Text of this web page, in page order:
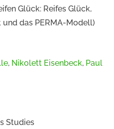
Glück: Reifes Glück,
das PERMA-Modell)
, Nikolett Eisenbeck, Paul
Studies